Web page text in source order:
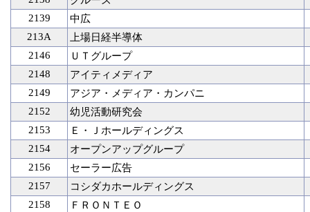
2139
中広
213A
上場日経半導体
2146
ＵＴグループ
2148
アイティメディア
2149
アジア・メディア・カンパニ
2152
幼児活動研究会
2153
Ｅ・Ｊホールディングス
2154
オープンアップグループ
2156
セーラー広告
2157
コシダカホールディングス
2158
ＦＲＯＮＴＥＯ